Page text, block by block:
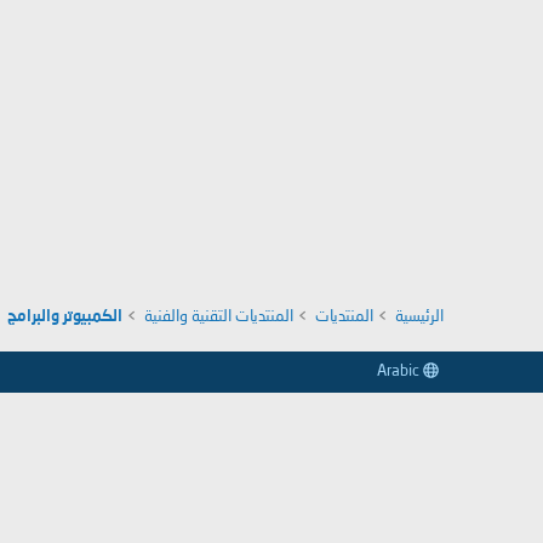
الرئيسية المنتديات المنتديات التقنية والفنية الكمبيوتر والبرامج